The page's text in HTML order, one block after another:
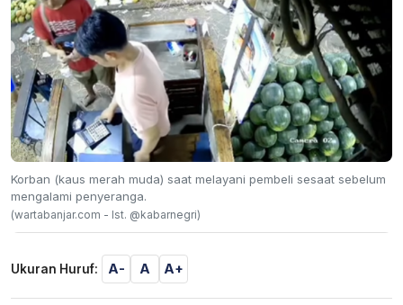
Korban (kaus merah muda) saat melayani pembeli sesaat sebelum
mengalami penyeranga.
(wartabanjar.com - Ist. @kabarnegri)
Ukuran Huruf: A- A A+